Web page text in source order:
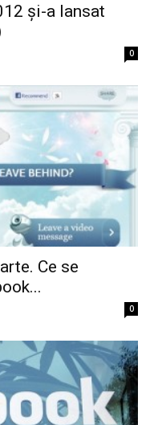
și-a lansat
0
Ce se
0